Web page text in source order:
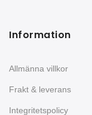
Information
Allmänna villkor
Frakt & leverans
Integritetspolicy